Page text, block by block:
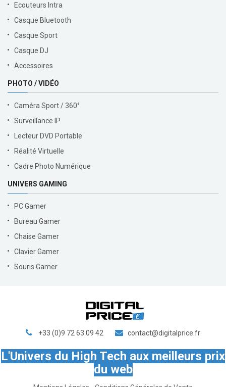
Ecouteurs Intra
Casque Bluetooth
Casque Sport
Casque DJ
Accessoires
PHOTO / VIDÉO
Caméra Sport / 360°
Surveillance IP
Lecteur DVD Portable
Réalité Virtuelle
Cadre Photo Numérique
UNIVERS GAMING
PC Gamer
Bureau Gamer
Chaise Gamer
Clavier Gamer
Souris Gamer
+33 (0)9 72 63 09 42 contact@digitalprice.fr
L'Univers du High Tech aux meilleurs prix
du web